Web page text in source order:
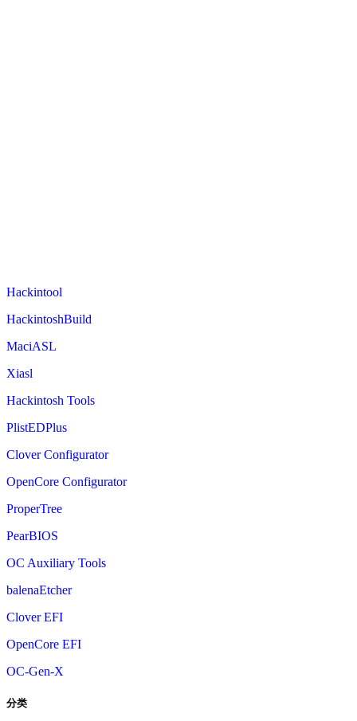
Hackintool
HackintoshBuild
MaciASL
Xiasl
Hackintosh Tools
PlistEDPlus
Clover Configurator
OpenCore Configurator
ProperTree
PearBIOS
OC Auxiliary Tools
balenaEtcher
Clover EFI
OpenCore EFI
OC-Gen-X
分类